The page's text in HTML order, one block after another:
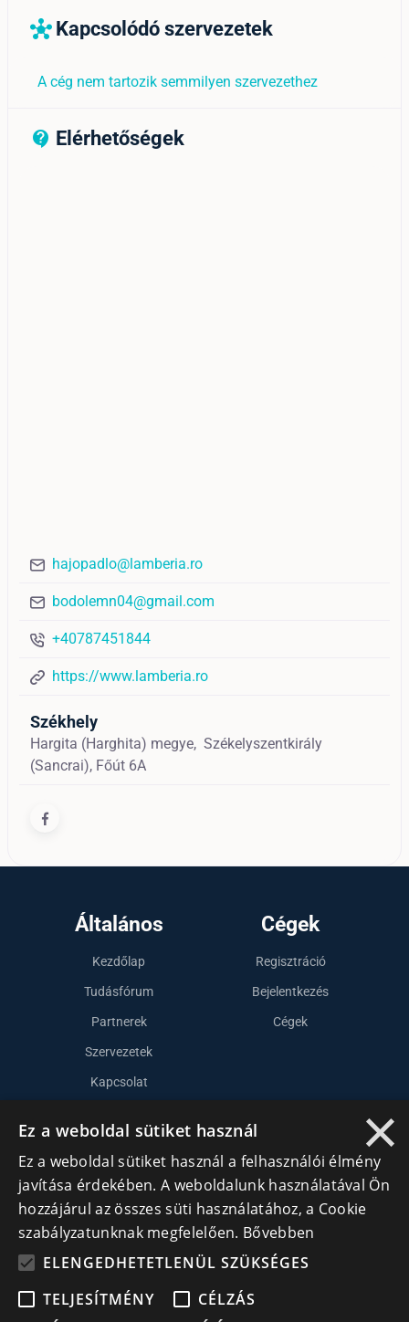
hub Kapcsolódó szervezetek
A cég nem tartozik semmilyen szervezethez
contact_support_outline
Elérhetőségek
hajopadlo@lamberia.ro
bodolemn04@gmail.com
+40787451844
https://www.lamberia.ro
Székhely
Hargita (Harghita) megye, Székelyszentkirály
(Sancrai), Főút 6A
Általános
Kezdőlap
Tudásfórum
Partnerek
Szervezetek
Kapcsolat
Cégek
Regisztráció
Bejelentkezés
Cégek
info@cegek.ro
+40 740 856 970
×
Ez a weboldal sütiket használ
Ez a weboldal sütiket használ a felhasználói élmény
javítása érdekében. A weboldalunk használatával Ön
hozzájárul az összes süti használatához, a Cookie
szabályzatunknak megfelelően. Bővebben
ELENGEDHETETLENÜL SZÜKSÉGES
TELJESÍTMÉNY
CÉLZÁS